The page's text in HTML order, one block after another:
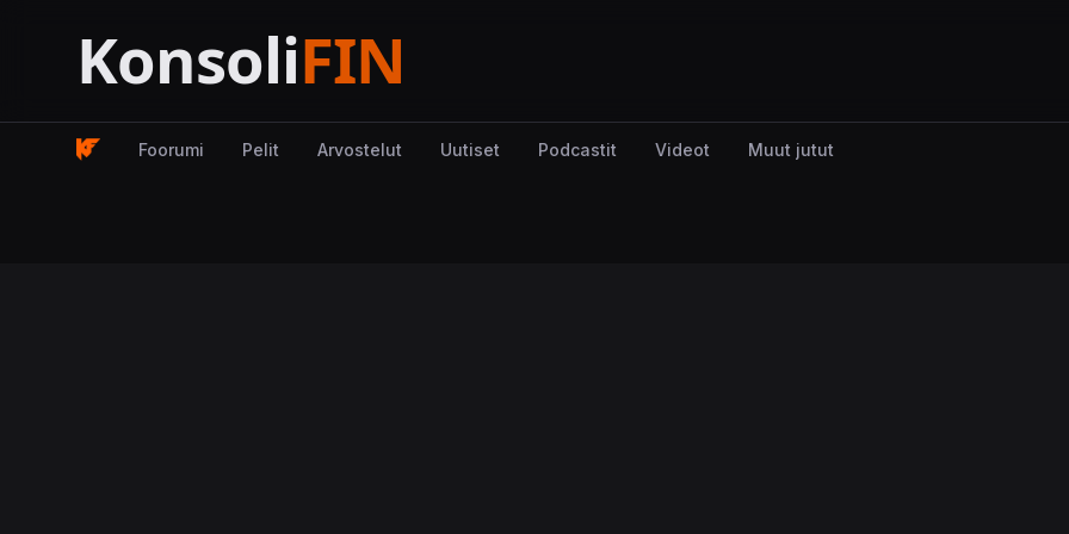
Foorumi Pelit Arvostelut Uutiset Podcastit Videot Muut jutut